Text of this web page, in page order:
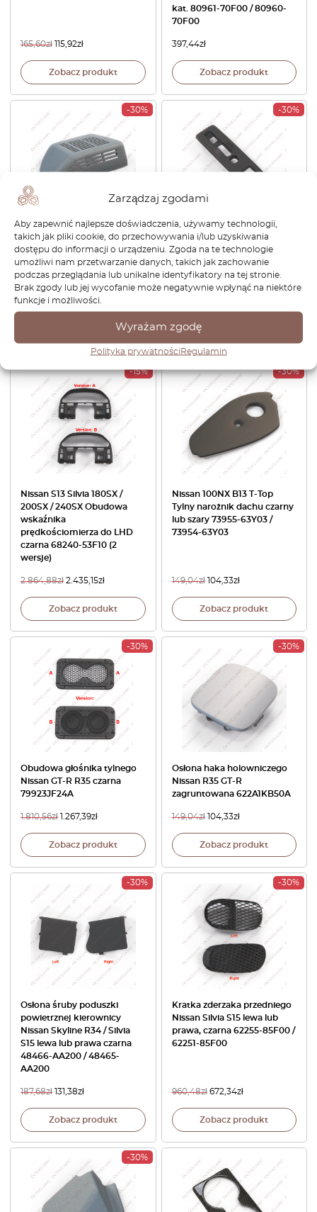
Zarządzaj zgodami
Aby zapewnić najlepsze doświadczenia, używamy technologii,
takich jak pliki cookie, do przechowywania i/lub uzyskiwania
dostępu do informacji o urządzeniu. Zgoda na te technologie
umożliwi nam przetwarzanie danych, takich jak zachowanie
podczas przeglądania lub unikalne identyfikatory na tej stronie.
Brak zgody lub jej wycofanie może negatywnie wpłynąć na niektóre
funkcje i możliwości.
Wyrażam zgodę
Polityka prywatnościRegulamin
165,60zł 115,92zł
Zobacz produkt
kat. 80961-70F00 / 80960-
70F00
397,44zł
Zobacz produkt
-30%
Nissan S13 180SX 200SX
240SX Osłona tylnego
głośnika lewa lub prawa
Wszystkie kolory 28175-
42F10 / 28174-42F10
579,60 zł 405,72zł
-30%
Nissan Skyline R32 Panel
drzwi po stronie kierowcy
Obudowa przełącznika szyby
LHD lub RHD Czarny 25401-
04U00
Zobacz produkt
-15%
Nissan S13 Silvia 180SX /
200SX / 240SX Obudowa
wskaźnika
prędkościomierza do LHD
czarna 68240-53F10 (2
wersje)
2.864,88zł 2.435,15zł
Zobacz produkt
-30%
Nissan 100NX B13 T-Top
Tylny narożnik dachu czarny
lub szary 73955-63Y03 /
73954-63Y03
149,04zł 104,33zł
Zobacz produkt
-30%
Obudowa głośnika tylnego
Nissan GT-R R35 czarna
79923JF24A
1.810,56zł 1.267,39zł
Zobacz produkt
-30%
Osłona haka holowniczego
Nissan R35 GT-R
zagruntowana 622A1KB50A
149,04zł 104,33zł
Zobacz produkt
-30%
Osłona śruby poduszki
powietrznej kierownicy
Nissan Skyline R34 / Silvia
S15 lewa lub prawa czarna
48466-AA200 / 48465-
AA200
187,68zł 131,38zł
Zobacz produkt
-30%
Kratka zderzaka przedniego
Nissan Silvia S15 lewa lub
prawa, czarna 62255-85F00 /
62251-85F00
960,48zł 672,34zł
Zobacz produkt
-30%